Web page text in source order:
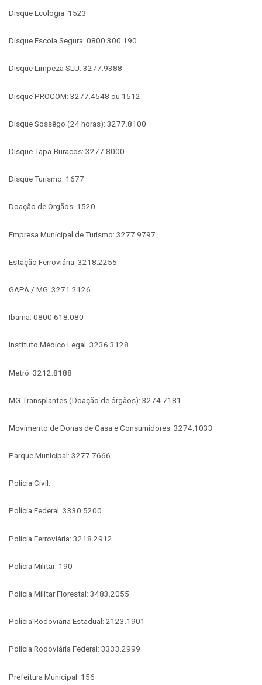
Disque Ecologia: 1523
Disque Escola Segura: 0800.300.190
Disque Limpeza SLU: 3277.9388
Disque PROCOM: 3277.4548 ou 1512
Disque Sossêgo (24 horas): 3277.8100
Disque Tapa-Buracos: 3277.8000
Disque Turismo: 1677
Doação de Órgãos: 1520
Empresa Municipal de Turismo: 3277.9797
Estação Ferroviária: 3218.2255
GAPA / MG: 3271.2126
Ibama: 0800.618.080
Instituto Médico Legal: 3236.3128
Metrô: 3212.8188
MG Transplantes (Doação de órgãos): 3274.7181
Movimento de Donas de Casa e Consumidores: 3274.1033
Parque Municipal: 3277.7666
Polícia Civil:
Polícia Federal: 3330.5200
Polícia Ferroviária: 3218.2912
Polícia Militar: 190
Polícia Militar Florestal: 3483.2055
Polícia Rodoviária Estadual: 2123.1901
Polícia Rodoviária Federal: 3333.2999
Prefeitura Municipal: 156